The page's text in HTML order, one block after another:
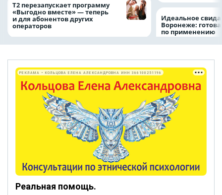
Т2 перезапускает программу
«Выгодно вместе» — теперь
и для абонентов других
операторов
Идеальное
Воронеже:
по применению
Реальная помощь.
РЕКЛАМА • КОЛЬЦОВА ЕЛЕНА АЛЕКСАНДРОВНА ИНН 366100251196